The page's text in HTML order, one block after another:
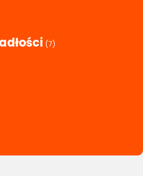
(7)